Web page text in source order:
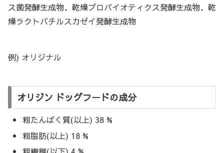
ス菌発酵生成物、乾燥プロバイオティクス発酵生成物、乾
燥ラクトバチルスカゼイ発酵生成物
例) オリジナル
オリジン ドッグフードの成分
粗たんぱく質(以上) 38 %
粗脂肪(以上) 18 %